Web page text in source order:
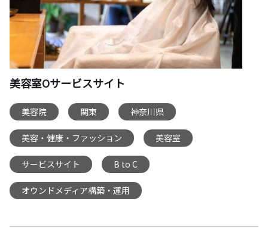
美容室Oサービスサイト
美容院 関東 神奈川県
美容・健康・ファッション 美容室
サービスサイト B to C
オウンドメディア構築・運用